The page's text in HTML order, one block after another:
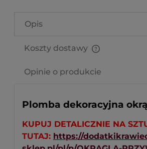
Opis
Koszty dostawy
Opinie o produkcie
Plomba dekoracyjna
KUPUJ DETALICZNIE NA
TUTAJ: https://